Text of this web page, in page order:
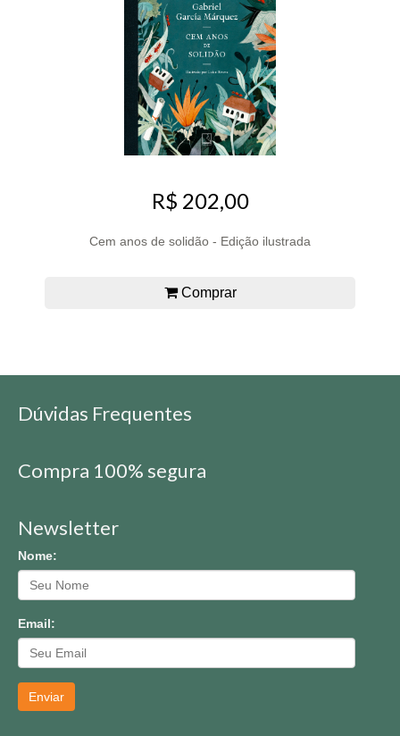
R$ 202,00
Cem anos de solidão - Edição ilustrada
Comprar
Dúvidas Frequentes
Compra 100% segura
Newsletter
Nome:
Email:
Enviar